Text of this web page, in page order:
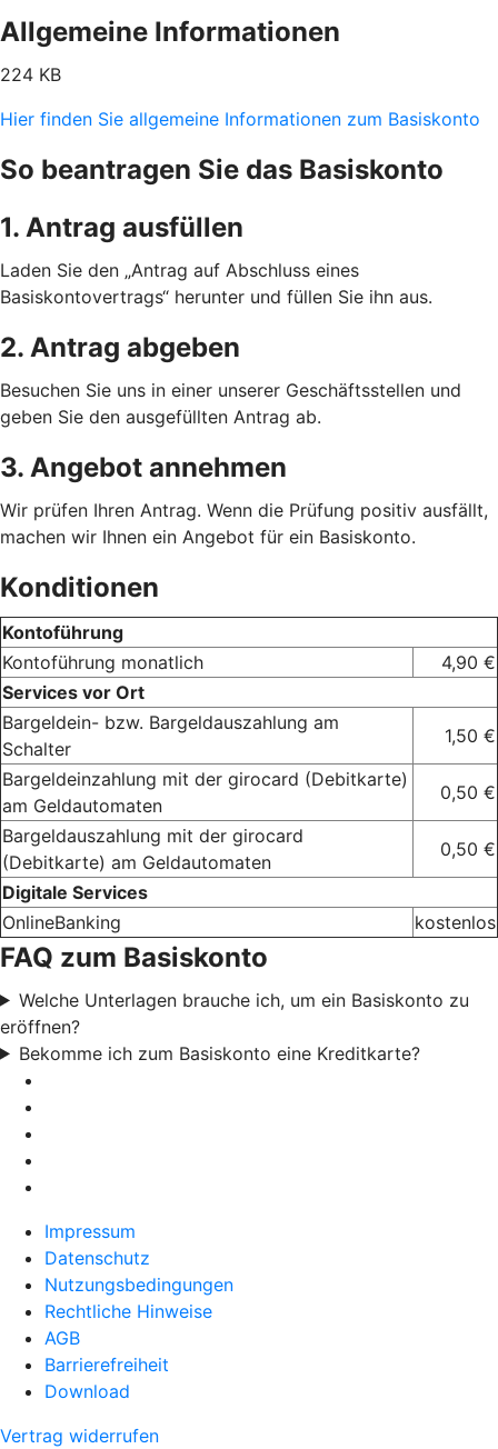
Allgemeine Informationen
224 KB
Hier finden Sie allgemeine Informationen zum Basiskonto
So beantragen Sie das Basiskonto
1. Antrag ausfüllen
Laden Sie den „Antrag auf Abschluss eines
Basiskontovertrags“ herunter und füllen Sie ihn aus.
2. Antrag abgeben
Besuchen Sie uns in einer unserer Geschäftsstellen und
geben Sie den ausgefüllten Antrag ab.
3. Angebot annehmen
Wir prüfen Ihren Antrag. Wenn die Prüfung positiv ausfällt,
machen wir Ihnen ein Angebot für ein Basiskonto.
Konditionen
Kontoführung
Kontoführung monatlich
4,90 €
Services vor Ort
Bargeldein- bzw. Bargeldauszahlung am
Schalter
1,50 €
Bargeldeinzahlung mit der girocard (Debitkarte)
am Geldautomaten
0,50 €
Bargeldauszahlung mit der girocard
(Debitkarte) am Geldautomaten
0,50 €
Digitale Services
OnlineBanking
kostenlos
FAQ zum Basiskonto
Welche Unterlagen brauche ich, um ein Basiskonto zu
eröffnen?
Bekomme ich zum Basiskonto eine Kreditkarte?
Impressum
Datenschutz
Nutzungsbedingungen
Rechtliche Hinweise
AGB
Barrierefreiheit
Download
Vertrag widerrufen